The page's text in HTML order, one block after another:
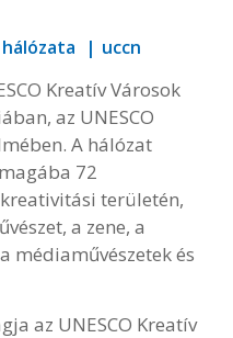
uccn
Kreatív Városok
az UNESCO
A hálózat
72
területén,
a zene, a
médiaművészetek és
az UNESCO Kreatív